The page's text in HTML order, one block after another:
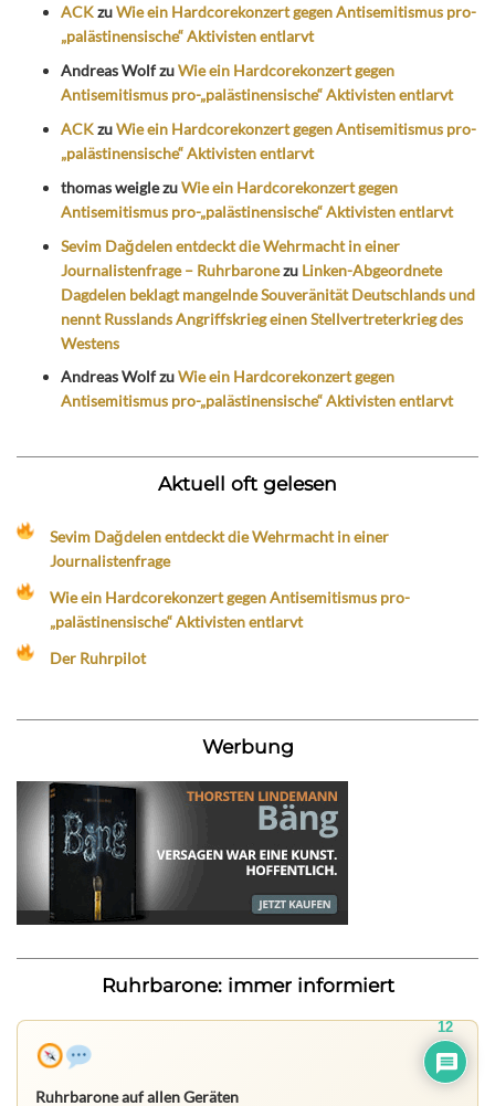
ACKzuWie ein Hardcorekonzert gegen Antisemitismus pro-
„palästinensische“ Aktivisten entlarvt
Andreas WolfzuWie ein Hardcorekonzert gegen
Antisemitismus pro-„palästinensische“ Aktivisten entlarvt
ACKzuWie ein Hardcorekonzert gegen Antisemitismus pro-
„palästinensische“ Aktivisten entlarvt
thomas weiglezuWie ein Hardcorekonzert gegen
Antisemitismus pro-„palästinensische“ Aktivisten entlarvt
Sevim Dağdelen entdeckt die Wehrmacht in einer
Journalistenfrage – Ruhrbaronezu Linken-Abgeordnete
Dagdelen beklagt mangelnde Souveränität Deutschlands und
nennt Russlands Angriffskrieg einen Stellvertreterkrieg des
Westens
Andreas WolfzuWie ein Hardcorekonzert gegen
Antisemitismus pro-„palästinensische“ Aktivisten entlarvt
Aktuell oft gelesen
Sevim Dağdelen entdeckt die Wehrmacht in einer
Journalistenfrage
Wie ein Hardcorekonzert gegen Antisemitismus pro-
„palästinensische“ Aktivisten entlarvt
Der Ruhrpilot
Werbung
Ruhrbarone: immer informiert
Ruhrbarone auf allen Geräten
12